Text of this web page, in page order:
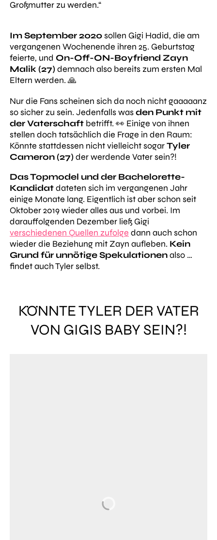
Großmutter zu werden.“
Im September 2020sollen Gigi Hadid, die am
vergangenen Wochenende ihren 25. Geburtstag
feierte, und On-Off-ON-Boyfriend Zayn
Malik (27) demnach also bereits zum ersten Mal
Eltern werden. 🙏
Nur die Fans scheinen sich da noch nicht gaaaaanz
so sicher zu sein. Jedenfalls wasden Punkt mit
der Vaterschaft betrifft. 👀 Einige von ihnen
stellen doch tatsächlich die Frage in den Raum:
Könnte stattdessen nicht vielleicht sogarTyler
Cameron (27) der werdende Vater sein?!
Das Topmodel und der Bachelorette-
Kandidatdateten sich im vergangenen Jahr
einige Monate lang. Eigentlich ist aber schon seit
Oktober 2019 wieder alles aus und vorbei. Im
darauffolgenden Dezember ließ Gigi
verschiedenen Quellen zufolge dann auch schon
wieder die Beziehung mit Zayn aufleben. Kein
Grund für unnötige Spekulationenalso …
findet auch Tyler selbst.
KÖNNTE TYLER DER VATER
VON GIGIS BABY SEIN?!